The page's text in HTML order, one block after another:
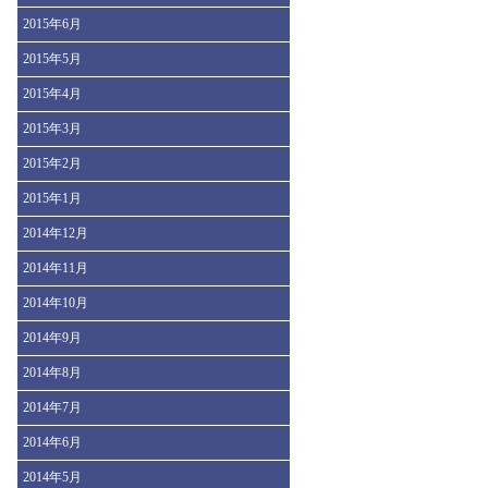
2015年6月
2015年5月
2015年4月
2015年3月
2015年2月
2015年1月
2014年12月
2014年11月
2014年10月
2014年9月
2014年8月
2014年7月
2014年6月
2014年5月